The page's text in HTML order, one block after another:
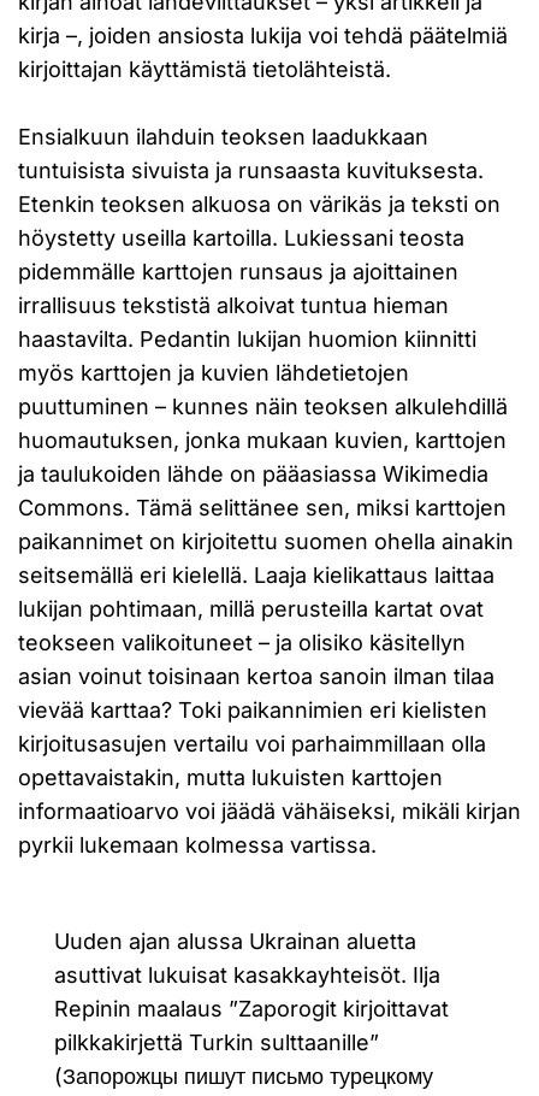
kirja –, joiden ansiosta lukija voi tehdä päätelmiä
kirjoittajan käyttämistä tietolähteistä.
Ensialkuun ilahduin teoksen laadukkaan
tuntuisista sivuista ja runsaasta kuvituksesta.
Etenkin teoksen alkuosa on värikäs ja teksti on
höystetty useilla kartoilla. Lukiessani teosta
pidemmälle karttojen runsaus ja ajoittainen
irrallisuus tekstistä alkoivat tuntua hieman
haastavilta. Pedantin lukijan huomion kiinnitti
myös karttojen ja kuvien lähdetietojen
puuttuminen – kunnes näin teoksen alkulehdillä
huomautuksen, jonka mukaan kuvien, karttojen
ja taulukoiden lähde on pääasiassa Wikimedia
Commons. Tämä selittänee sen, miksi karttojen
paikannimet on kirjoitettu suomen ohella ainakin
seitsemällä eri kielellä. Laaja kielikattaus laittaa
lukijan pohtimaan, millä perusteilla kartat ovat
teokseen valikoituneet – ja olisiko käsitellyn
asian voinut toisinaan kertoa sanoin ilman tilaa
vievää karttaa? Toki paikannimien eri kielisten
kirjoitusasujen vertailu voi parhaimmillaan olla
opettavaistakin, mutta lukuisten karttojen
informaatioarvo voi jäädä vähäiseksi, mikäli kirjan
pyrkii lukemaan kolmessa vartissa.
Uuden ajan alussa Ukrainan aluetta
asuttivat lukuisat kasakkayhteisöt. Ilja
Repinin maalaus ”Zaporogit kirjoittavat
pilkkakirjettä Turkin sulttaanille”
(Запорожцы пишут письмо турецкому